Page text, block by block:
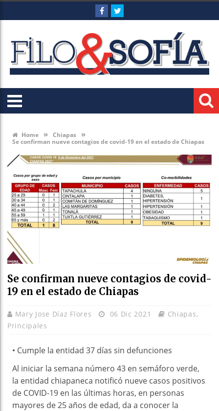
Home » Chiapas »
Se confirman nueve contagios de covid-19 en el estado de Chiapas
Se confirman nueve contagios de covid-
19 en el estado de Chiapas
Mary Jose Díaz Flores 06 Dic 2021 Chiapas,
Principales
• Cumple la entidad 37 días sin defunciones
Al iniciar la semana número 43 en semáforo verde,
la entidad chiapaneca notificó nueve casos positivos
de COVID-19 en las últimas horas, en personas
mayores de 25 años de edad, da a conocer la